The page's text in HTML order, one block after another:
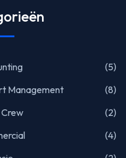
(5)
Management
(8)
(2)
(4)